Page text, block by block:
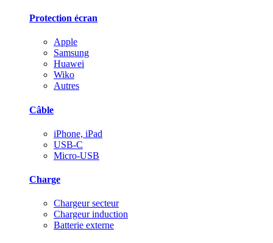
Protection écran
Apple
Samsung
Huawei
Wiko
Autres
Câble
iPhone, iPad
USB-C
Micro-USB
Charge
Chargeur secteur
Chargeur induction
Batterie externe